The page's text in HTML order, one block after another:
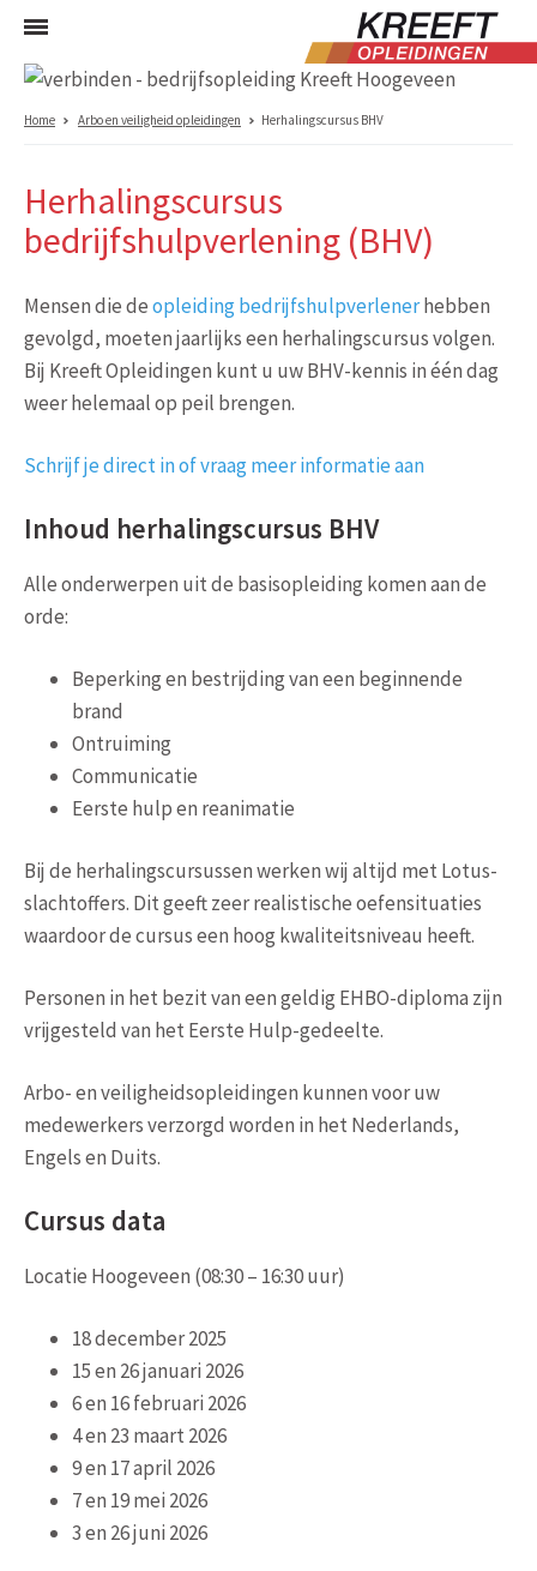
Home Arbo en veiligheid opleidingen Herhalingscursus BHV
Herhalingscursus
bedrijfshulpverlening (BHV)
Mensen die deopleiding bedrijfshulpverlenerhebben
gevolgd, moeten jaarlijks een herhalingscursus volgen.
Bij Kreeft Opleidingen kunt u uw BHV-kennis in één dag
weer helemaal op peil brengen.
Schrijf je direct in of vraag meer informatie aan
Inhoud herhalingscursus BHV
Alle onderwerpen uit de basisopleiding komen aan de
orde:
Beperking en bestrijding van een beginnende
brand
Ontruiming
Communicatie
Eerste hulp en reanimatie
Bij de herhalingscursussen werken wij altijd met Lotus-
slachtoffers. Dit geeft zeer realistische oefensituaties
waardoor de cursus een hoog kwaliteitsniveau heeft.
Personen in het bezit van een geldig EHBO-diploma zijn
vrijgesteld van het Eerste Hulp-gedeelte.
Arbo- en veiligheidsopleidingen kunnen voor uw
medewerkers verzorgd worden in het Nederlands,
Engels en Duits.
Cursus data
Locatie Hoogeveen (08:30 – 16:30 uur)
18 december 2025
15 en 26 januari 2026
6 en 16 februari 2026
4 en 23 maart 2026
9 en 17 april 2026
7 en 19 mei 2026
3 en 26 juni 2026